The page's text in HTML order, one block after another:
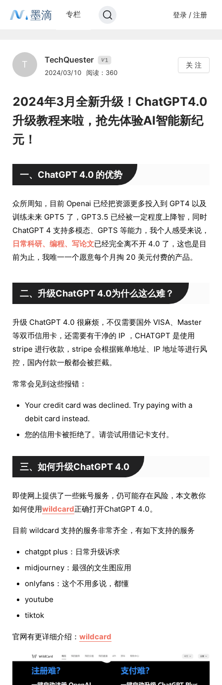
墨滴 专栏 登录 / 注册
T TechQuester V1
2024/03/10 阅读：360
关 注
2024年3月全新升级！ChatGPT4.0
升级教程来啦，抢先体验AI智能新纪
元！
一、ChatGPT 4.0 的优势
众所周知，目前 Openai 已经把资源更多投入到 GPT4 以及
训练未来 GPT5 了，GPT3.5 已经被一定程度上降智，同时
ChatGPT 4 支持多模态、GPTS 等能力，我个人感受来说，
日常科研、编程、写论文已经完全离不开 4.0 了，这也是目
前为止，我唯一一个愿意每个月掏 20 美元付费的产品。
二、升级ChatGPT 4.0为什么这么难？
升级 ChatGPT 4.0 很麻烦，不仅需要国外 VISA、Master
等双币信用卡，还需要有干净的 IP ，CHATGPT 是使用
stripe 进行收款，stripe 会根据账单地址、IP 地址等进行风
控，国内付款一般都会被拦截。
常常会见到这些报错：
Your credit card was declined. Try paying with a
debit card instead.
您的信用卡被拒绝了。请尝试用借记卡支付。
三、如何升级ChatGPT 4.0
即使网上提供了一些账号服务，仍可能存在风险，本文教你
如何使用wildcard正确打开ChatGPT 4.0。
目前 wildcard 支持的服务非常齐全，有如下支持的服务
chatgpt plus：日常升级诉求
midjourney：最强的文生图应用
onlyfans：这个不用多说，都懂
youtube
tiktok
官网有更详细介绍： wildcard